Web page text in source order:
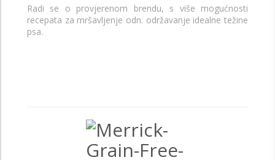
Radi se o provjerenom brendu, s više mogućnosti
recepata za mršavljenje odn. održavanje idealne težine
psa.